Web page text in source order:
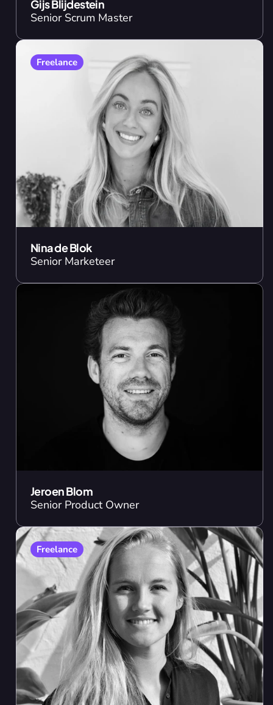
Gijs Blijdestein
Senior Scrum Master
Freelance
Nina de Blok
Senior Marketeer
Jeroen Blom
Senior Product Owner
Freelance